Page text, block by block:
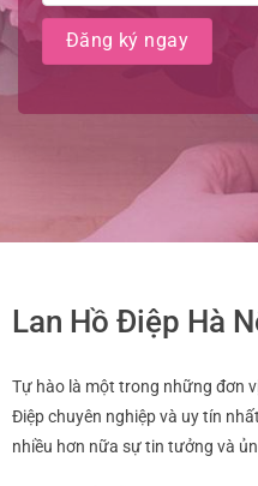
Lan Hồ Điệp Hà
Tự hào là một trong những đơn
Điệp chuyên nghiệp và uy tín
nhiều hơn nữa sự tin tưởng và